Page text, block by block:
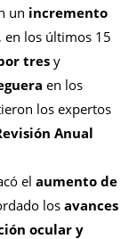
un incremento
en los últimos 15
tresy
en los
los expertos
Anual
el aumento de
losavances
ocular y